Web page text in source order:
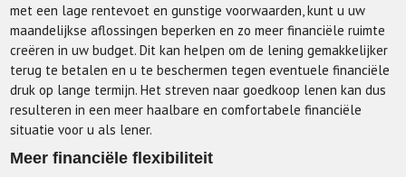
met een lage rentevoet en gunstige voorwaarden, kunt u uw
maandelijkse aflossingen beperken en zo meer financiële ruimte
creëren in uw budget. Dit kan helpen om de lening gemakkelijker
terug te betalen en u te beschermen tegen eventuele financiële
druk op lange termijn. Het streven naar goedkoop lenen kan dus
resulteren in een meer haalbare en comfortabele financiële
situatie voor u als lener.
Meer financiële flexibiliteit